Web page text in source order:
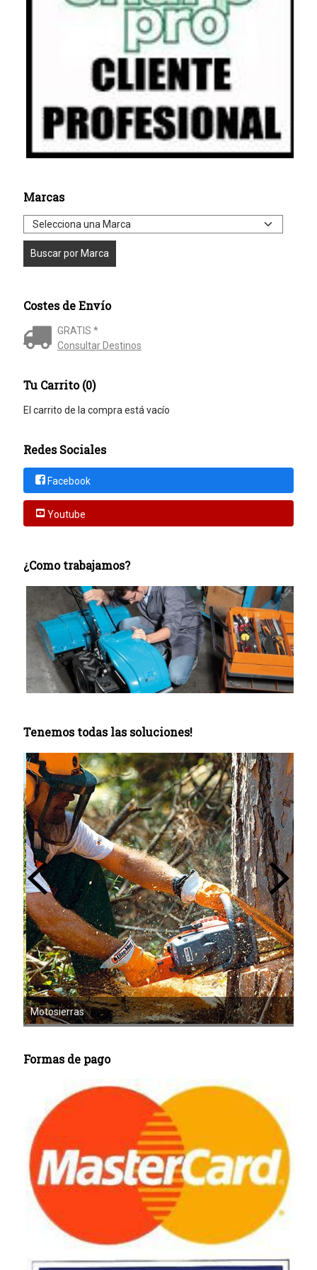
Marcas
Costes de Envío
GRATIS *
Consultar Destinos
Tu Carrito (0)
El carrito de la compra está vacío
Redes Sociales
Facebook
Youtube
¿Como trabajamos?
Tenemos todas las soluciones!
Motoazadas
Formas de pago